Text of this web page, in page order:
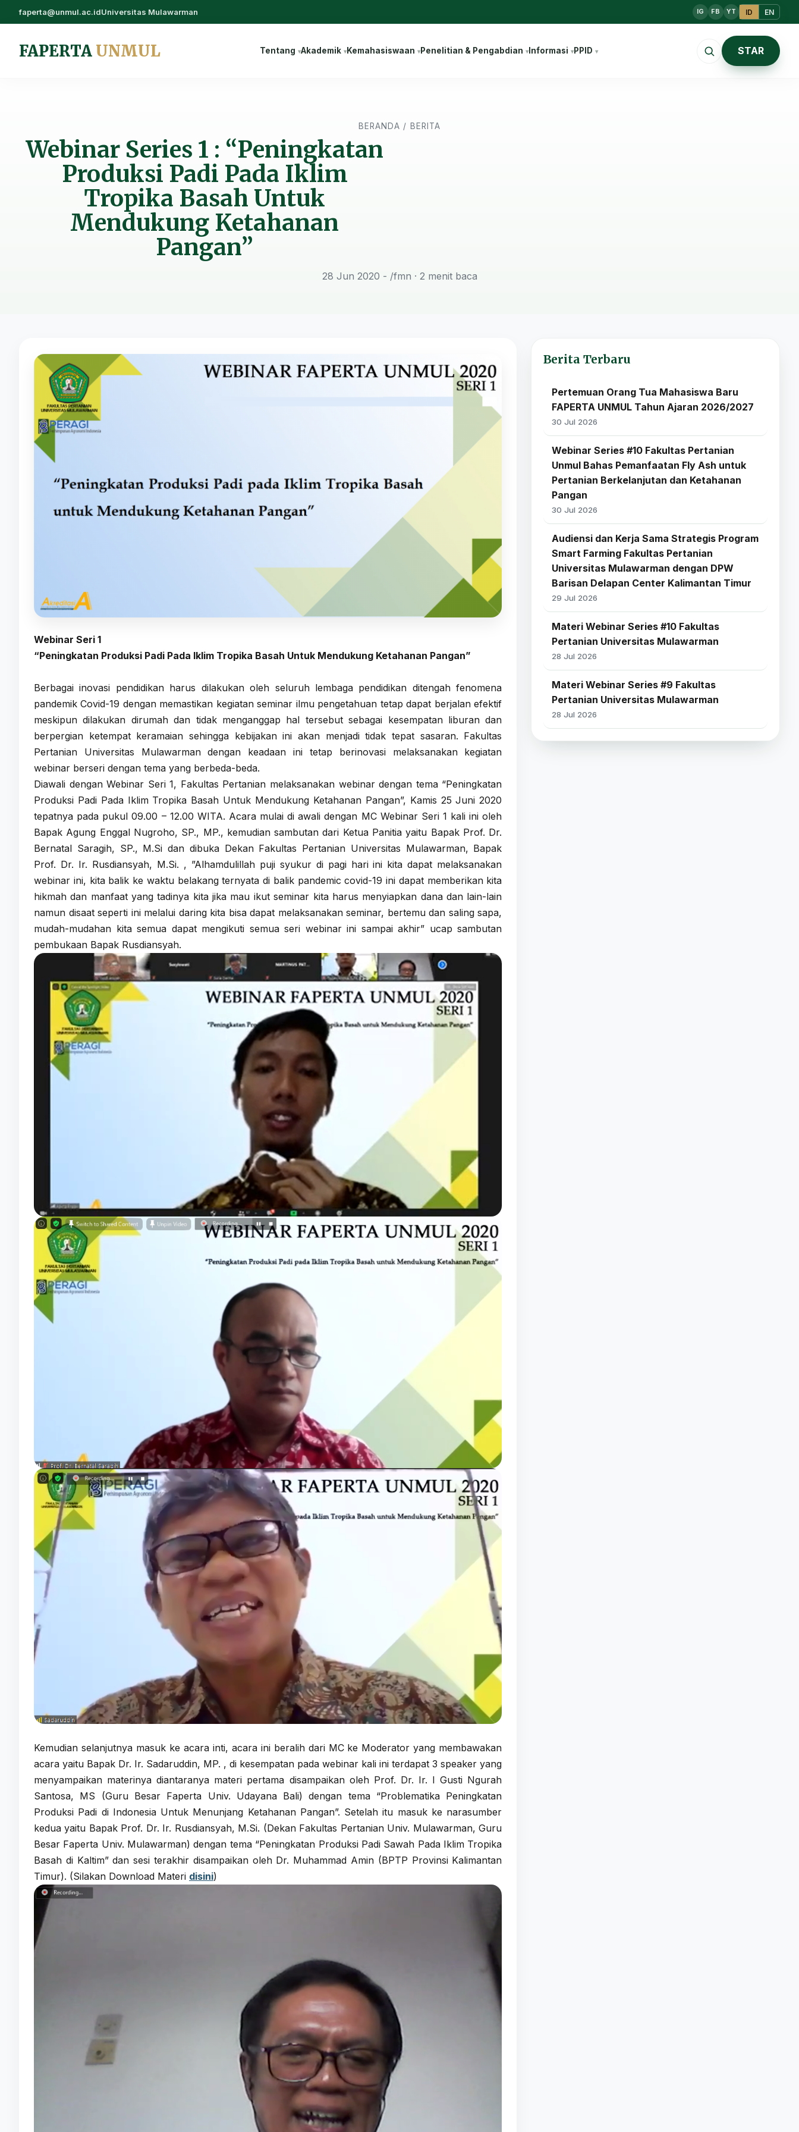
faperta@unmul.ac.idUniversitas Mulawarman IG FB YT ID EN
FAPERTA UNMUL Tentang Akademik Kemahasiswaan Penelitian & Pengabdian Informasi PPID STAR
BERANDA / BERITA
Webinar Series 1 : “Peningkatan
Produksi Padi Pada Iklim
Tropika Basah Untuk
Mendukung Ketahanan
Pangan”
28 Jun 2020 - /fmn · 2 menit baca
Webinar Seri 1
“Peningkatan Produksi Padi Pada Iklim Tropika Basah Untuk Mendukung Ketahanan Pangan”
Berbagai inovasi pendidikan harus dilakukan oleh seluruh lembaga pendidikan ditengah fenomena
pandemik Covid-19 dengan memastikan kegiatan seminar ilmu pengetahuan tetap dapat berjalan efektif
meskipun dilakukan dirumah dan tidak menganggap hal tersebut sebagai kesempatan liburan dan
berpergian ketempat keramaian sehingga kebijakan ini akan menjadi tidak tepat sasaran. Fakultas
Pertanian Universitas Mulawarman dengan keadaan ini tetap berinovasi melaksanakan kegiatan
webinar berseri dengan tema yang berbeda-beda.
Diawali dengan Webinar Seri 1, Fakultas Pertanian melaksanakan webinar dengan tema “Peningkatan
Produksi Padi Pada Iklim Tropika Basah Untuk Mendukung Ketahanan Pangan”, Kamis 25 Juni 2020
tepatnya pada pukul 09.00 – 12.00 WITA. Acara mulai di awali dengan MC Webinar Seri 1 kali ini oleh
Bapak Agung Enggal Nugroho, SP., MP., kemudian sambutan dari Ketua Panitia yaitu Bapak Prof. Dr.
Bernatal Saragih, SP., M.Si dan dibuka Dekan Fakultas Pertanian Universitas Mulawarman, Bapak
Prof. Dr. Ir. Rusdiansyah, M.Si. , ”Alhamdulillah puji syukur di pagi hari ini kita dapat melaksanakan
webinar ini, kita balik ke waktu belakang ternyata di balik pandemic covid-19 ini dapat memberikan kita
hikmah dan manfaat yang tadinya kita jika mau ikut seminar kita harus menyiapkan dana dan lain-lain
namun disaat seperti ini melalui daring kita bisa dapat melaksanakan seminar, bertemu dan saling sapa,
mudah-mudahan kita semua dapat mengikuti semua seri webinar ini sampai akhir” ucap sambutan
pembukaan Bapak Rusdiansyah.
Kemudian selanjutnya masuk ke acara inti, acara ini beralih dari MC ke Moderator yang membawakan
acara yaitu Bapak Dr. Ir. Sadaruddin, MP. , di kesempatan pada webinar kali ini terdapat 3 speaker yang
menyampaikan materinya diantaranya materi pertama disampaikan oleh Prof. Dr. Ir. I Gusti Ngurah
Santosa, MS (Guru Besar Faperta Univ. Udayana Bali) dengan tema “Problematika Peningkatan
Produksi Padi di Indonesia Untuk Menunjang Ketahanan Pangan”. Setelah itu masuk ke narasumber
kedua yaitu Bapak Prof. Dr. Ir. Rusdiansyah, M.Si. (Dekan Fakultas Pertanian Univ. Mulawarman, Guru
Besar Faperta Univ. Mulawarman) dengan tema “Peningkatan Produksi Padi Sawah Pada Iklim Tropika
Basah di Kaltim” dan sesi terakhir disampaikan oleh Dr. Muhammad Amin (BPTP Provinsi Kalimantan
Timur). (Silakan Download Materi disini)
Berita Terbaru
Pertemuan Orang Tua Mahasiswa Baru
FAPERTA UNMUL Tahun Ajaran 2026/2027
30 Jul 2026
Webinar Series #10 Fakultas Pertanian
Unmul Bahas Pemanfaatan Fly Ash untuk
Pertanian Berkelanjutan dan Ketahanan
Pangan
30 Jul 2026
Audiensi dan Kerja Sama Strategis Program
Smart Farming Fakultas Pertanian
Universitas Mulawarman dengan DPW
Barisan Delapan Center Kalimantan Timur
29 Jul 2026
Materi Webinar Series #10 Fakultas
Pertanian Universitas Mulawarman
28 Jul 2026
Materi Webinar Series #9 Fakultas
Pertanian Universitas Mulawarman
28 Jul 2026